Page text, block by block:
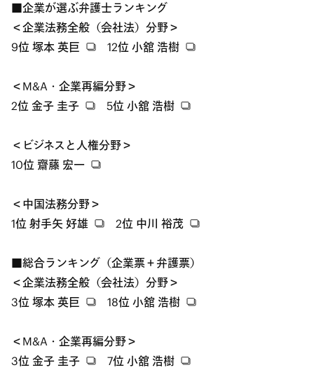
■企業が選ぶ弁護士ランキング
＜企業法務全般（会社法）分野＞
9位 塚本 英巨 12位 小舘 浩樹
＜M&A・企業再編分野＞
2位 金子 圭子 5位 小舘 浩樹
＜ビジネスと人権分野＞
10位 齋藤 宏一
＜中国法務分野＞
1位 射手矢 好雄 2位 中川 裕茂
■総合ランキング（企業票＋弁護票）
＜企業法務全般（会社法）分野＞
3位 塚本 英巨 18位 小舘 浩樹
＜M&A・企業再編分野＞
3位 金子 圭子 7位 小舘 浩樹